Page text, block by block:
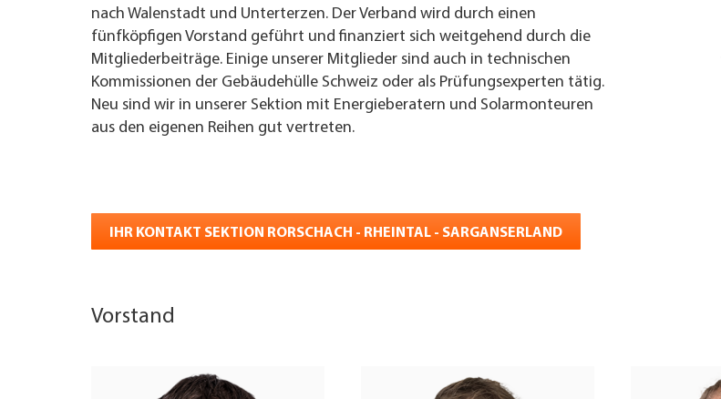
nach Walenstadt und Unterterzen. Der Verband wird durch einen
fünfköpfigen Vorstand geführt und finanziert sich weitgehend durch die
Mitgliederbeiträge. Einige unserer Mitglieder sind auch in technischen
Kommissionen der Gebäudehülle Schweiz oder als Prüfungsexperten tätig.
Neu sind wir in unserer Sektion mit Energieberatern und Solarmonteuren
aus den eigenen Reihen gut vertreten.
IHR KONTAKT SEKTION RORSCHACH - RHEINTAL - SARGANSERLAND
Vorstand